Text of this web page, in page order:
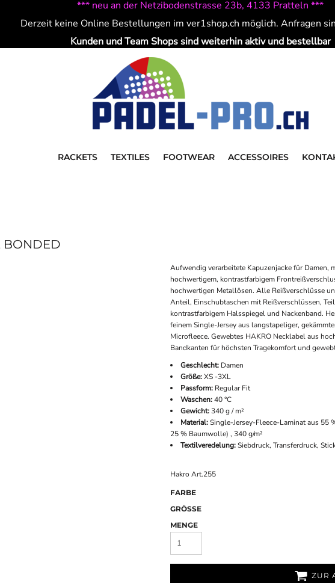
*** neu an der Netzibodenstrasse 23b, 4133 Pratteln ***
Derzeit keine Online Bestellungen im ver1shop.ch möglich. Anfragen
Kunden und Team Shops sind weiterhin aktiv und bestellbar
RACKETS TEXTILES FOOTWEAR ACCESSOIRES
BONDED
Aufwendig verarbeitete Kapuzenjacke für Damen,
hochwertigem, kontrastfarbigem
hochwertigen Metallösen. Alle Reißverschlüsse
Anteil, Einschubtaschen mit Reißverschlüssen,
kontrastfarbigem Halsspiegel und Nackenband.
feinem Single-Jersey aus langstapeliger,
Microfleece. Gewebtes HAKRO Necklabel aus
Bandkanten für höchsten Tragekomfort und
Geschlecht: Damen
Größe:XS -3XL
Passform: Regular Fit
Waschen:40 °C
Gewicht:340 g / m²
Material:Single-Jersey-Fleece-Laminat aus 55
25 % Baumwolle) , 340 g/m²
Textilveredelung:Siebdruck, Transferdruck,
Hakro Art.255
FARBE
GRÖSSE
MENGE
ZUR